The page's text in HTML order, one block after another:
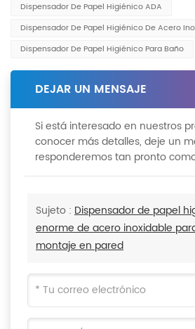
Dispensador De Papel Higiénico ADA
Dispensador De Papel Higiénico De Acero
Dispensador De Papel Higiénico Para Baño
DEJAR UN MENSAJE
Si está interesado en nuestros
conocer más detalles, deje un
responderemos tan pronto
Sujeto : Dispensador de papel
enorme de acero inoxidable
montaje en pared